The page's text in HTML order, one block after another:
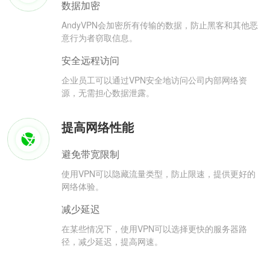
数据加密
AndyVPN会加密所有传输的数据，防止黑客和其他恶
意行为者窃取信息。
安全远程访问
企业员工可以通过VPN安全地访问公司内部网络资
源，无需担心数据泄露。
提高网络性能
避免带宽限制
使用VPN可以隐藏流量类型，防止限速，提供更好的
网络体验。
减少延迟
在某些情况下，使用VPN可以选择更快的服务器路
径，减少延迟，提高网速。